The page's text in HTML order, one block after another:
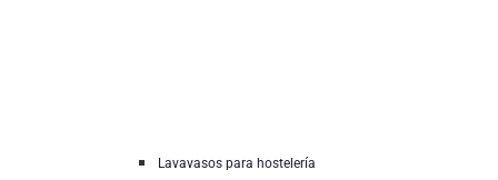
Lavavasos para hostelería